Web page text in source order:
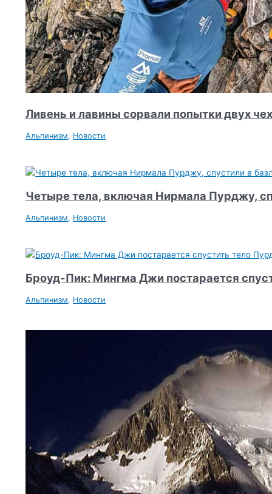
Ливень и лавины сорвали попытки двух
Альпинизм, Новости
Четыре тела, включая Нирмала Пурджу,
Альпинизм, Новости
Броуд-Пик: Мингма Джи постарается
Альпинизм, Новости